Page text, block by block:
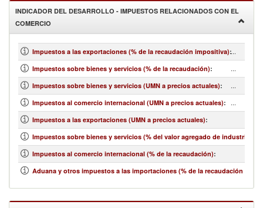
INDICADOR DEL DESARROLLO - IMPUESTOS RELACIONADOS CON EL
COMERCIO
Impuestos a las exportaciones (% de la recaudación impositiva):...
Impuestos sobre bienes y servicios (% de la recaudación): ...
Impuestos sobre bienes y servicios (UMN a precios actuales): ...
Impuestos al comercio internacional (UMN a precios actuales): ...
Impuestos a las exportaciones (UMN a precios actuales):
Impuestos sobre bienes y servicios (% del valor agregado de industria y
Impuestos al comercio internacional (% de la recaudación):
Aduana y otros impuestos a las importaciones (% de la recaudación